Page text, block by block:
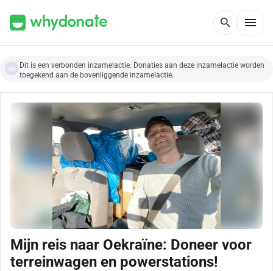
search menu
Dit is een verbonden inzamelactie. Donaties aan deze inzamelactie worden
toegekend aan de bovenliggende inzamelactie.
Mijn reis naar Oekraïne: Doneer voor
terreinwagen en powerstations!